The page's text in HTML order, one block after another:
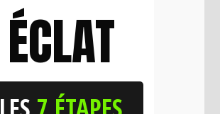
ÉCLAT